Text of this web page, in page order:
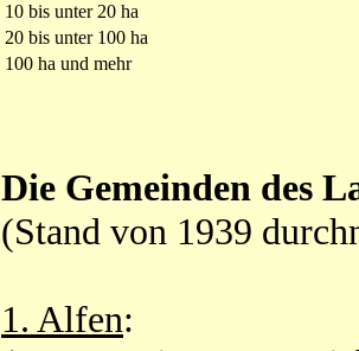
10 bis unter 20 ha
20 bis unter 100 ha
100 ha und mehr
Die Gemeinden des
(Stand von 1939
1. Alfen: